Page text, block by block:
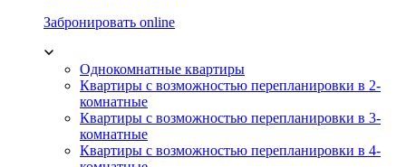
Забронировать online
Однокомнатные квартиры
Квартиры с возможностью перепланировки в 2-
комнатные
Квартиры с возможностью перепланировки в 3-
комнатные
Квартиры с возможностью перепланировки в 4-